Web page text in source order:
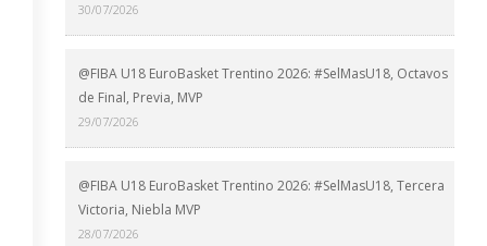
30/07/2026
@FIBA U18 EuroBasket Trentino 2026: #SelMasU18, Octavos
de Final, Previa, MVP
29/07/2026
@FIBA U18 EuroBasket Trentino 2026: #SelMasU18, Tercera
Victoria, Niebla MVP
28/07/2026